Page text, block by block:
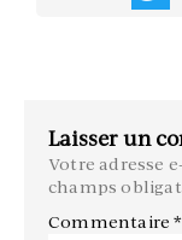
Laisser un
Votre adresse
champs
Commentaire*